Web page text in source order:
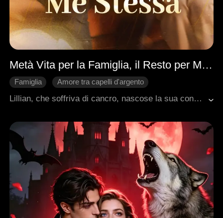
Metà Vita per la Famiglia, il Resto per Me Stessa
Famiglia
Amore tra capelli d'argento
Amministratore delegato
Lillian, che soffriva di cancro, nascose la sua condizione per non gravare sulla sua famiglia, lavorando giorno e notte a casa di suo figlio Michael. Quando finalmente trovò il coraggio di risposare Wesley, che l'aveva amata segretamente per trent'anni, suo figlio e sua nuora fecero di tutto per fermarla, umiliandola pubblicamente fino a farla tossire sangue e crollare. La vera identità di Wesley fu poi rivelata: era il fondatore di un conglomerato multimiliardario. Di fronte ai piani del figlio, dalle frodi assicurative ai matrimoni forzati, Lillian era completamente scoraggiata e scelse risolutamente di vivere per se stessa. Alla fine, il suo intervento ebbe successo, e trascorse i suoi anni rimanenti in pace con Wesley.